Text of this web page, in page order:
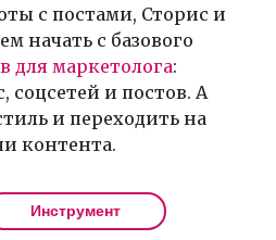
с постами, Сторис и
начать с базового
для маркетолога:
соцсетей и постов. А
и переходить на
контента.
Инструмент